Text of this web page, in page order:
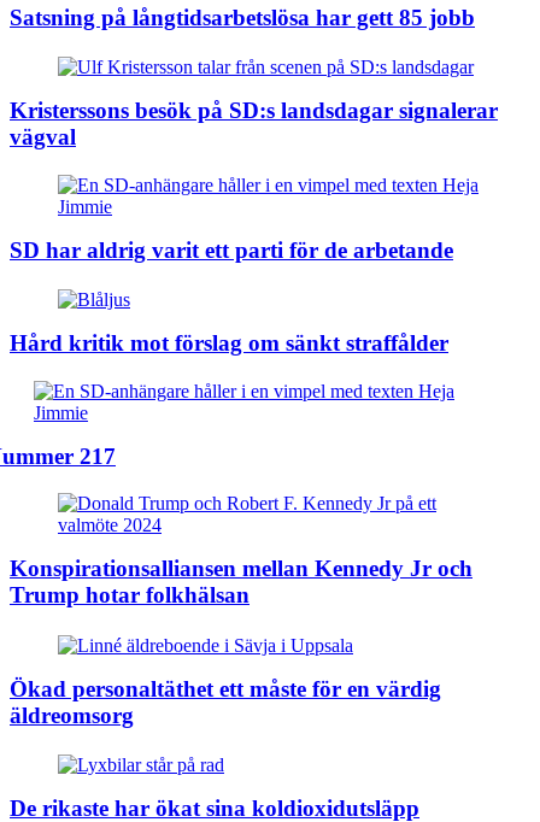
Satsning på långtidsarbetslösa har gett 85 jobb
Kristerssons besök på SD:s landsdagar signalerar
vägval
SD har aldrig varit ett parti för de arbetande
Hård kritik mot förslag om sänkt straffålder
217
Konspirationsalliansen mellan Kennedy Jr och
Trump hotar folkhälsan
Ökad personaltäthet ett måste för en värdig
äldreomsorg
De rikaste har ökat sina koldioxidutsläpp